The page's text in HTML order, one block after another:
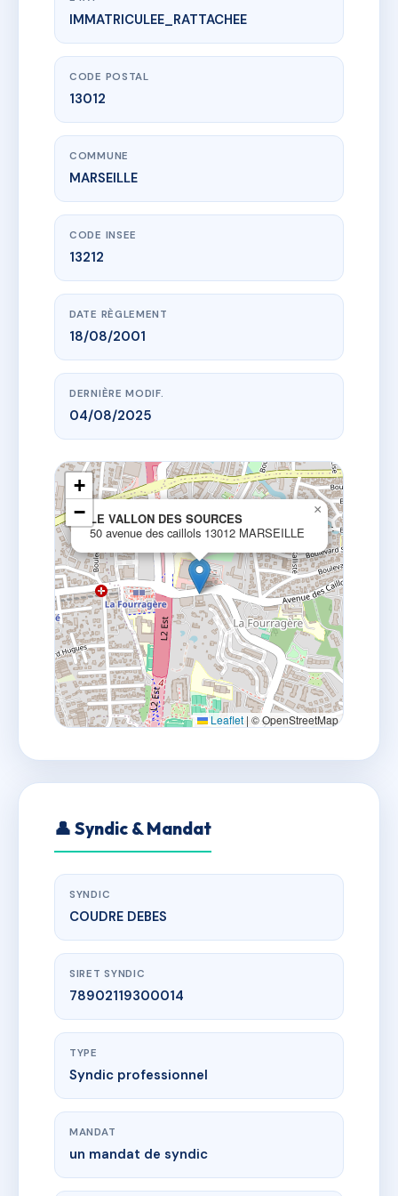
www.vme.plus/AC6433205
LE VALLON DES SOURCES
50 Avenue des caillols
IMMATRICULEE_RATTACHEE
CODE POSTAL
13012
COMMUNE
MARSEILLE
CODE INSEE
13212
DATE RÈGLEMENT
18/08/2001
DERNIÈRE MODIF.
04/08/2025
LE VALLON DES SOURCES
50 avenue des caillols 13012 MARSEILLE
×
+
−
Leaflet | © OpenStreetMap
👤 Syndic & Mandat
SYNDIC
COUDRE DEBES
SIRET SYNDIC
78902119300014
TYPE
Syndic professionnel
MANDAT
un mandat de syndic